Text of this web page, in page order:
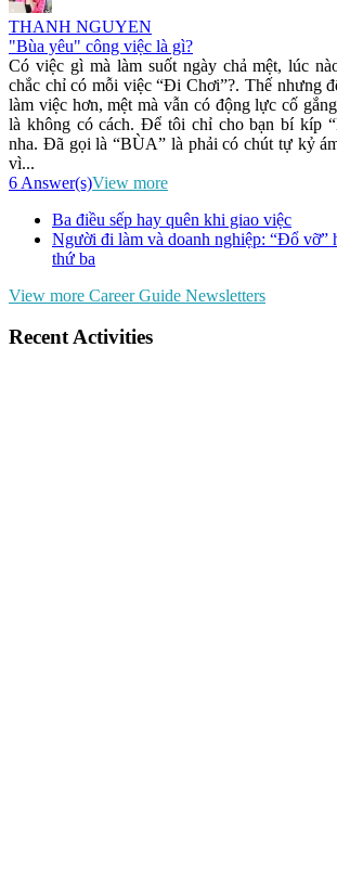
THANH NGUYEN
"Bùa yêu" công việc là gì?
Có việc gì mà làm suốt ngày chả mệt, lúc
chắc chỉ có mỗi việc “Đi Chơi”?. Thế nhưng
làm việc hơn, mệt mà vẫn có động lực cố
là không có cách. Để tôi chỉ cho bạn bí kíp
nha. Đã gọi là “BÙA” là phải có chút tự kỷ
vì...
6 Answer(s)View more
Ba điều sếp hay quên khi giao việc
Người đi làm và doanh nghiệp: “Đổ vỡ”
thứ ba
View more Career Guide Newsletters
Recent Activities